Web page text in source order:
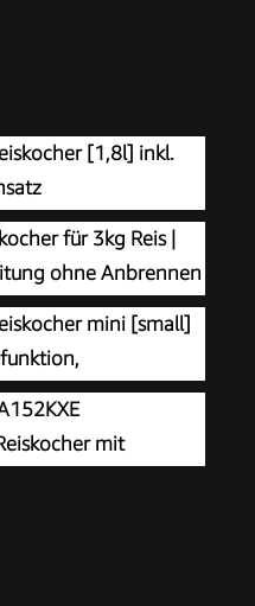
[1,8l] inkl.
Reislöffel &
Deckel, Schongarer
56
für 3kg Reis |
ohne Anbrennen
| inkl. Messbecher
Antihaft |
| PC RK 1285
mini [small]
Reislöffel &
Quinoa & Couscous,
mit